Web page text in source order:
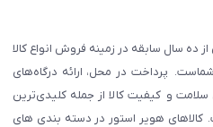
ده سال سابقه در زمینه فروش انواع کالا
پرداخت در محل، ارائه درگاه‌های
و کیفیت کالا از جمله کلیدی‌ترین
کالاهای هویر استور در دسته بندی های